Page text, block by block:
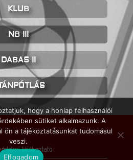
KLUB
NB III
DABAS II
tájékoztató
hogy a honlap felhasználói
sütiket alkalmazunk. A
ön a tájékoztatásunkat tudomásul
veszi.
Elfogadom